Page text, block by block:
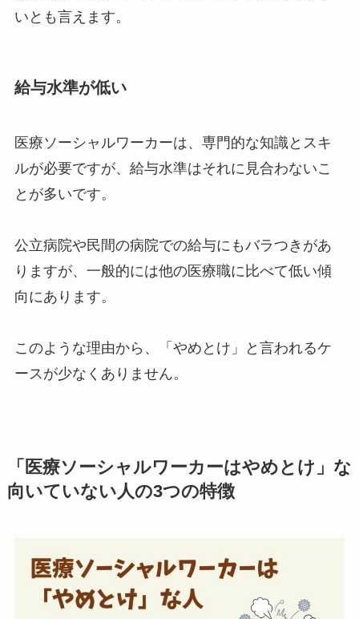
いとも言えます。
給与水準が低い
医療ソーシャルワーカーは、専門的な知識とスキ
ルが必要ですが、給与水準はそれに見合わないこ
とが多いです。
公立病院や民間の病院での給与にもバラつきがあ
りますが、一般的には他の医療職に比べて低い傾
向にあります。
このような理由から、「やめとけ」と言われるケ
ースが少なくありません。
「医療ソーシャルワーカーはやめとけ」な
向いていない人の3つの特徴